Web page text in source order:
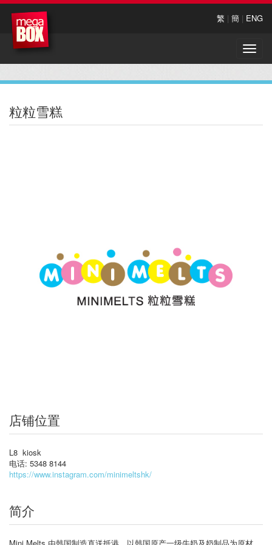
繁 | 簡 | ENG
Toggle
粒粒雪糕
店铺位置
L8 kiosk
电话: 5348 8144
https://www.instagram.com/minimeltshk/
简介